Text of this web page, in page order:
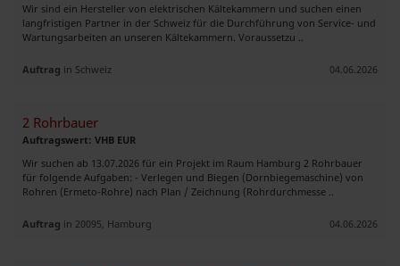
Wir sind ein Hersteller von elektrischen Kältekammern und suchen einen
langfristigen Partner in der Schweiz für die Durchführung von Service- und
Wartungsarbeiten an unseren Kältekammern. Voraussetzu ..
Auftrag in Schweiz 04.06.2026
2 Rohrbauer
Auftragswert: VHB EUR
Wir suchen ab 13.07.2026 für ein Projekt im Raum Hamburg 2 Rohrbauer
für folgende Aufgaben: - Verlegen und Biegen (Dornbiegemaschine) von
Rohren (Ermeto-Rohre) nach Plan / Zeichnung (Rohrdurchmesse ..
Auftrag in 20095, Hamburg 04.06.2026